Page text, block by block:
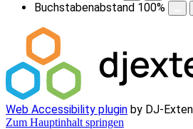
Buchstabenabstand 100%
Web Accessibility plugin by DJ-
Zum Hauptinhalt springen